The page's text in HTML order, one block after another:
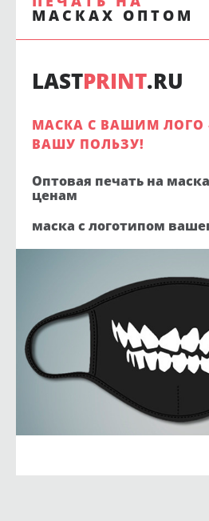
МАСКАХ ОПТОМ
LASTPRINT.RU
МАСКА С ВАШИМ ЛОГО
ВАШУ ПОЛЬЗУ!
Оптовая печать на
ценам
маска с логотипом